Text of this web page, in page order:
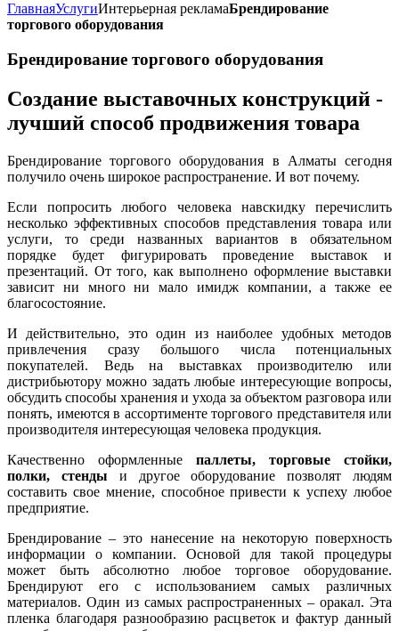
ГлавнаяУслугиИнтерьерная рекламаБрендирование
торгового оборудования
Брендирование торгового оборудования
Создание выставочных конструкций -
лучший способ продвижения товара
Брендирование торгового оборудования в Алматы сегодня
получило очень широкое распространение. И вот почему.
Если попросить любого человека навскидку перечислить
несколько эффективных способов представления товара или
услуги, то среди названных вариантов в обязательном
порядке будет фигурировать проведение выставок и
презентаций. От того, как выполнено оформление выставки
зависит ни много ни мало имидж компании, а также ее
благосостояние.
И действительно, это один из наиболее удобных методов
привлечения сразу большого числа потенциальных
покупателей. Ведь на выставках производителю или
дистрибьютору можно задать любые интересующие вопросы,
обсудить способы хранения и ухода за объектом разговора или
понять, имеются в ассортименте торгового представителя или
производителя интересующая человека продукция.
Качественно оформленные паллеты, торговые стойки,
полки, стенды и другое оборудование позволят людям
составить свое мнение, способное привести к успеху любое
предприятие.
Брендирование – это нанесение на некоторую поверхность
информации о компании. Основой для такой процедуры
может быть абсолютно любое торговое оборудование.
Брендируют его с использованием самых различных
материалов. Один из самых распространенных – оракал. Эта
пленка благодаря разнообразию расцветок и фактур данный